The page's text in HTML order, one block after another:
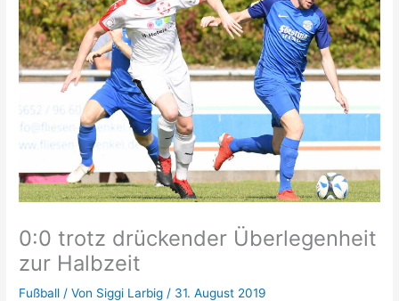
0:0 trotz drückender Überlegenheit
zur Halbzeit
Fußball / Von Siggi Larbig / 31. August 2019